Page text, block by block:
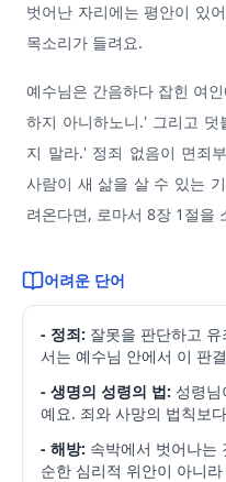
벗어난 자리에는 평안이 있
목소리가 들려요.
예수님은 간음하다 잡힌 여
하지 아니하노니.' 그리고
지 말라.' 정죄 없음이 면죄
사람이 새 삶을 살 수 있는
려온다면, 로마서 8장 1절을
어려운 단어
- 정죄: 잘못을 판단하고
서는 예수님 안에서 이 판
- 생명의 성령의 법: 성령
예요. 죄와 사망의 법칙보
- 해방: 속박에서 벗어나는
순한 심리적 위안이 아니